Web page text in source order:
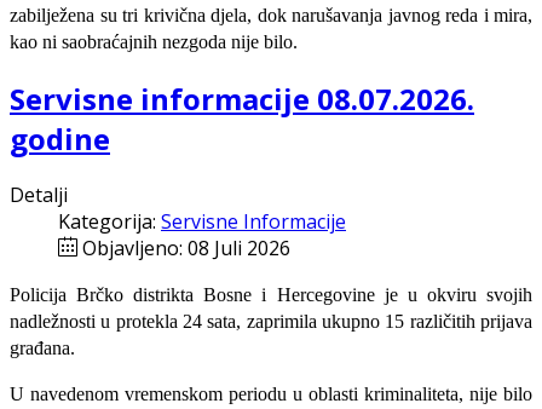
zabilježena su tri krivična djela, dok narušavanja javnog reda i mira,
kao ni saobraćajnih nezgoda nije bilo.
Servisne informacije 08.07.2026.
godine
Detalji
Kategorija: Servisne Informacije
Objavljeno: 08 Juli 2026
Policija Brčko distrikta Bosne i Hercegovine je u okviru svojih
nadležnosti u protekla 24 sata, zaprimila ukupno 15 različitih prijava
građana.
U navedenom vremenskom periodu u oblasti kriminaliteta, nije bilo